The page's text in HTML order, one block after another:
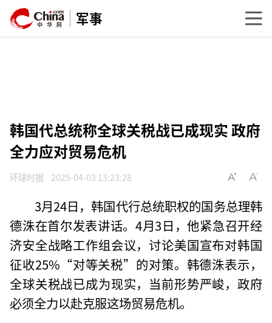
军事
韩国代总统称全球关税战已成现实 政府
全力应对贸易危机
环球时报 2025-04-03 13:23:28
3月24日，韩国代行总统职权的国务总理韩
德洙在首尔发表讲话。4月3日，他紧急召开经
济安全战略工作组会议，讨论美国宣布对韩国
征收25%“对等关税”的对策。韩德洙表示，
全球关税战已成为现实，当前形势严峻，政府
必须全力以赴克服这场贸易危机。